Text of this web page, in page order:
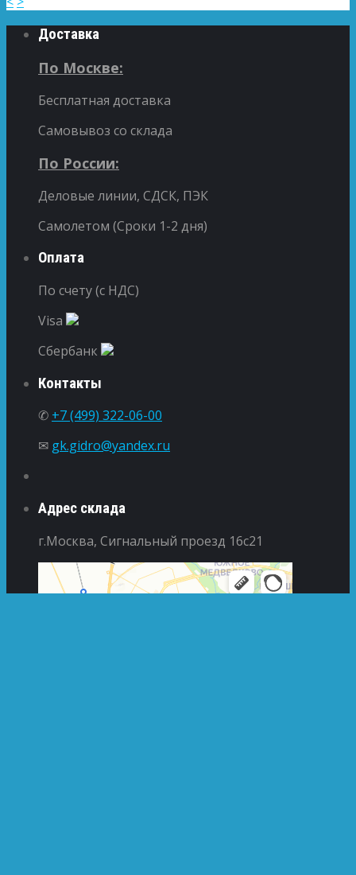
Доставка
По Москве:
Бесплатная доставка
Самовывоз со склада
По России:
Деловые линии, СДСК, ПЭК
Самолетом (Сроки 1-2 дня)
Оплата
По счету (с НДС)
Visa
Сбербанк
Контакты
✆ +7 (499) 322-06-00
✉ gk.gidro@yandex.ru
Адрес склада
г.Москва, Сигнальный проезд 16с21